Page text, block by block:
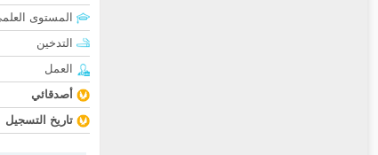
المستوى
التدخين
العمل
أصدقائي
تاريخ التسجيل